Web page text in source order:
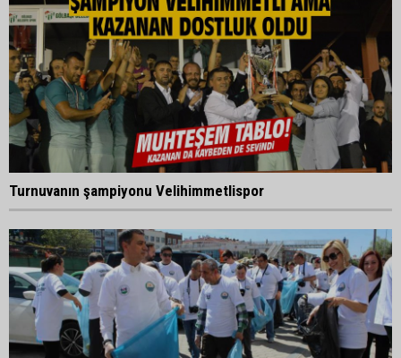
Turnuvanın şampiyonu Velihimmetlispor